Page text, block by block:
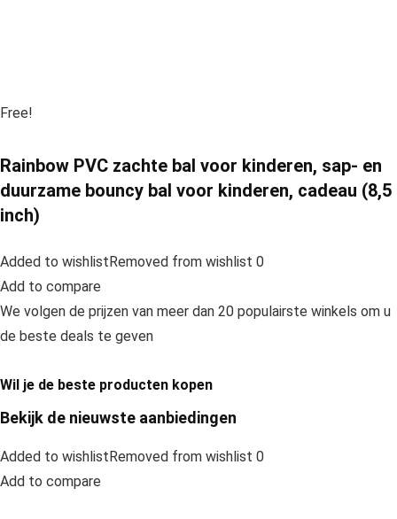
Free!
Rainbow PVC zachte bal voor kinderen, sap- en
duurzame bouncy bal voor kinderen, cadeau (8,5
inch)
Added to wishlistRemoved from wishlist 0
Add to compare
We volgen de prijzen van meer dan 20 populairste winkels om u
de beste deals te geven
Wil je de beste producten kopen
Bekijk de nieuwste aanbiedingen
Added to wishlistRemoved from wishlist 0
Add to compare